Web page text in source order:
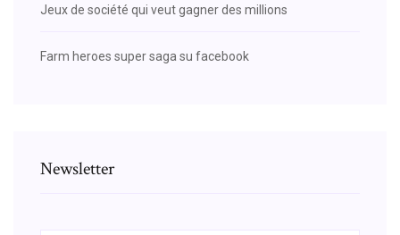
Jeux de société qui veut gagner des millions
Farm heroes super saga su facebook
Newsletter